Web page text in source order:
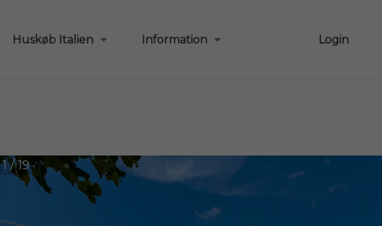
Huskøb Italien Information Login
1 / 19